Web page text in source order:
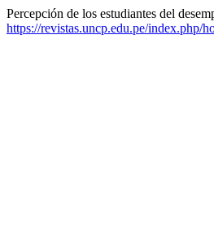
Percepción de los estudiantes del
https://revistas.uncp.edu.pe/index.php/